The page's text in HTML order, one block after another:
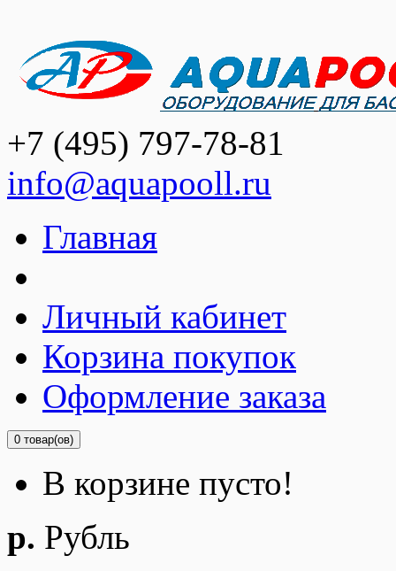
+7 (495) 797-78-81
info@aquapooll.ru
Главная
Личный кабинет
Корзина покупок
Оформление заказа
0 товар(ов)
В корзине пусто!
р. Рубль